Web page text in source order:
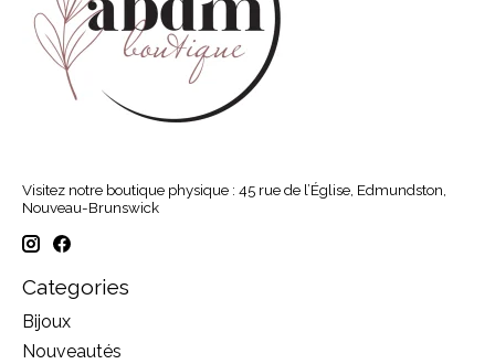
Visitez notre boutique physique : 45 rue de l’Église, Edmundston,
Nouveau-Brunswick
Categories
Bijoux
Nouveautés